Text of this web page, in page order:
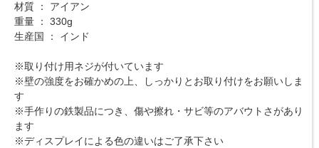
材質 ： アイアン
重量 ： 330g
生産国 ： インド
※取り付け用ネジが付いています
※壁の強度をお確かめの上、しっかりとお取り付けをお願いしま
す
※手作りの鉄製品につき、傷や擦れ・サビ等のアバウトさがあり
ます
※ディスプレイによる色の違いはご了承下さい